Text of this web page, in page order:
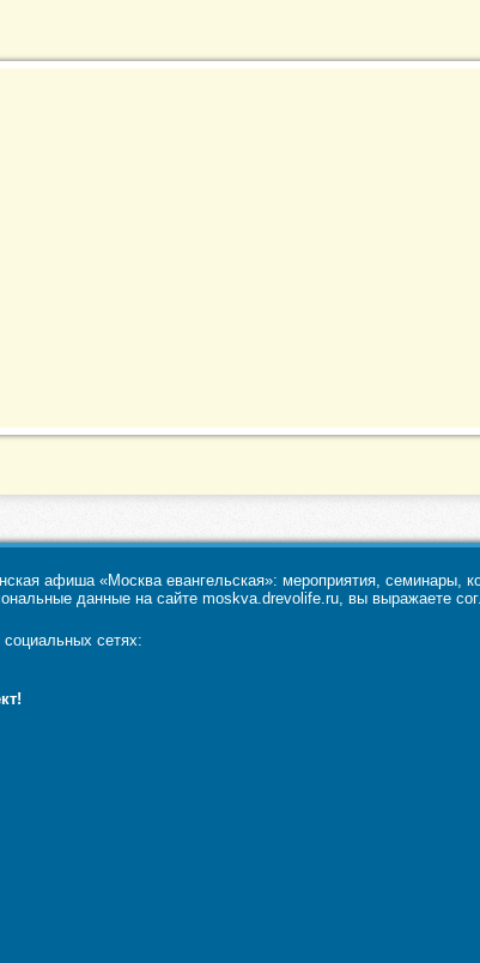
афиша «Москва евангельская»: мероприятия, семинары,
данные на сайте moskva.drevolife.ru, вы выражаете
социальных сетях: